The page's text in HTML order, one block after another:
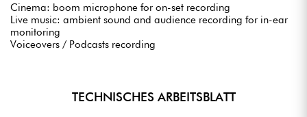
Cinema: boom microphone for on-set recording
Live music: ambient sound and audience recording for in-ear
monitoring
Voiceovers / Podcasts recording
TECHNISCHES ARBEITSBLATT